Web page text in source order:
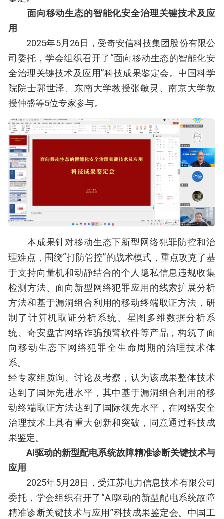
面向移动生态的智能化安全治理关键技术及应
用
2025年5月26日，受奇安信科技集团股份有限公
司委托，学会组织召开了“面向移动生态的智能化安
全治理关键技术及应用”科技成果鉴定会。中国科学
院院士郭世泽、东南大学教授张敏灵、南京大学教
授仲盛等5位专家参与。
本成果针对移动生态下新型网络犯罪防控和治
理难点，围绕“打防管控”的战术模式，重点攻克了基
于支持向量机和动静结合的个人隐私信息违规收集
检测方法、面向新型网络犯罪应用的线索扩展分析
方法和基于漏洞组合利用的移动终端取证方法，研
制了计算机取证分析系统、星图多维数据分析系
统、奇安盘古网络诈骗预警软件等产品，构筑了面
向移动生态下网络犯罪全生命周期的治理技术体
系。
经专家组质询、讨论及考察，认为该成果整体技术
达到了国际先进水平，其中基于漏洞组合利用的移
动终端取证方法达到了国际领先水平，在网络安全
治理技术上具有重大创新和突破，同意通过科技成
果鉴定。
AI驱动的新型配电系统故障精准诊断关键技术与
应用
2025年5月28日，受江苏电力信息技术有限公司
委托，学会组织召开了“AI驱动的新型配电系统故障
精准诊断关键技术与应用”科技成果鉴定会。中国工